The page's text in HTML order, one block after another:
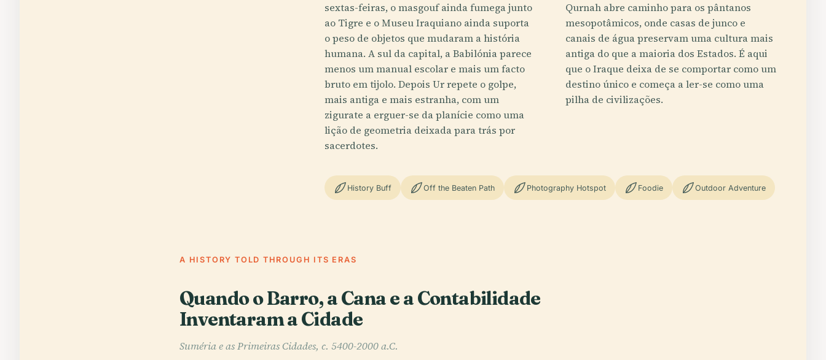
sextas-feiras, o masgouf ainda fumega junto
ao Tigre e o Museu Iraquiano ainda suporta
o peso de objetos que mudaram a história
humana. A sul da capital, a Babilónia parece
menos um manual escolar e mais um facto
bruto em tijolo. Depois Ur repete o golpe,
mais antiga e mais estranha, com um
zigurate a erguer-se da planície como uma
lição de geometria deixada para trás por
sacerdotes.
Qurnah abre caminho para os pântanos
mesopotâmicos, onde casas de junco e
canais de água preservam uma cultura mais
antiga do que a maioria dos Estados. É aqui
que o Iraque deixa de se comportar como um
destino único e começa a ler-se como uma
pilha de civilizações.
History Buff Off the Beaten Path Photography Hotspot Foodie Outdoor Adventure
A HISTORY TOLD THROUGH ITS ERAS
Quando o Barro, a Cana e a Contabilidade
Inventaram a Cidade
Suméria e as Primeiras Cidades, c. 5400-2000 a.C.